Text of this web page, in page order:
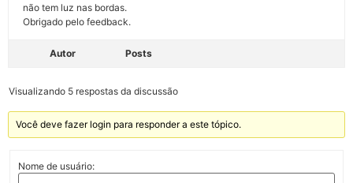
não tem luz nas bordas.
Obrigado pelo feedback.
Autor Posts
Visualizando 5 respostas da discussão
Você deve fazer login para responder a este tópico.
Nome de usuário: